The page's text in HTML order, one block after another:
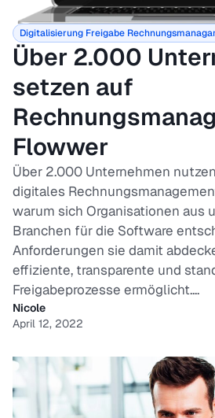
Digitalisierung Freigabe
Über 2.000
setzen auf
Flowwer
Über 2.000 Unternehmen
digitales
warum sich Organisationen aus
Branchen für die Software
Anforderungen sie damit
effiziente, transparente und
Freigabeprozesse ermöglicht....
Nicole
April 12, 2022